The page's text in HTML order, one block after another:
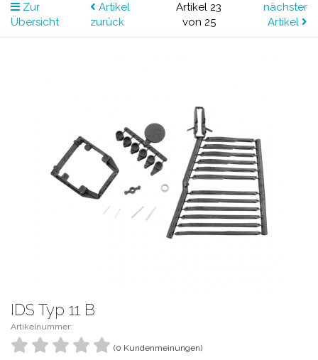
Zur
Übersicht
Artikel
zurück
Artikel 23
von 25
nächster
Artikel
IDS Typ 11 B
Artikelnummer:
(0 Kundenmeinungen)